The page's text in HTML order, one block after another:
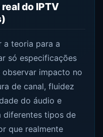
do IPTV
a teoria para a
só especificações
impacto no
de canal, fluidez
do áudio e
diferentes tipos de
que realmente